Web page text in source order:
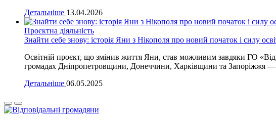
Детальніше 13.04.2026
Проєктна діяльність
Знайти себе знову: історія Яни з Нікополя про новий початок і силу
Освітній проєкт, що змінив життя Яни, став можливим завдяки ГО
громадах Дніпропетровщини, Донеччини, Харківщини та Запоріжжя —
Детальніше 06.05.2025